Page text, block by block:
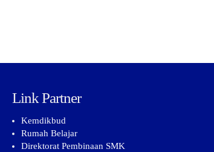
Link Partner
Kemdikbud
Rumah Belajar
Direktorat Pembinaan SMK